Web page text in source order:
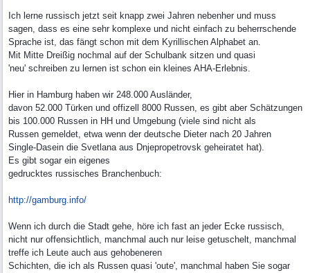
Ich lerne russisch jetzt seit knapp zwei Jahren nebenher und muss
sagen, dass es eine sehr komplexe und nicht einfach zu beherrschende
Sprache ist, das fängt schon mit dem Kyrillischen Alphabet an.
Mit Mitte Dreißig nochmal auf der Schulbank sitzen und quasi
'neu' schreiben zu lernen ist schon ein kleines AHA-Erlebnis.
Hier in Hamburg haben wir 248.000 Ausländer,
davon 52.000 Türken und offizell 8000 Russen, es gibt aber Schätzungen
bis 100.000 Russen in HH und Umgebung (viele sind nicht als
Russen gemeldet, etwa wenn der deutsche Dieter nach 20 Jahren
Single-Dasein die Svetlana aus Dnjepropetrovsk geheiratet hat).
Es gibt sogar ein eigenes
gedrucktes russisches Branchenbuch:
http://gamburg.info/
Wenn ich durch die Stadt gehe, höre ich fast an jeder Ecke russisch,
nicht nur offensichtlich, manchmal auch nur leise getuschelt, manchmal
treffe ich Leute auch aus gehobeneren
Schichten, die ich als Russen quasi 'oute', manchmal haben Sie sogar